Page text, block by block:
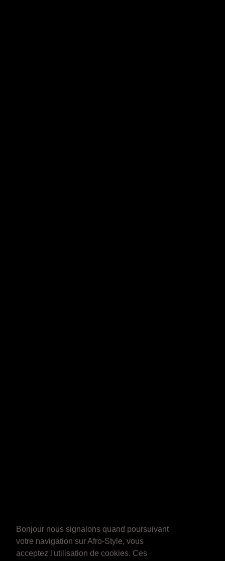
Bonjour nous signalons quand poursuivant
votre navigation sur Afro-Style, vous
acceptez l'utilisation de cookies. Ces